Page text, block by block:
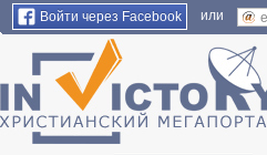
Войти через Facebook или